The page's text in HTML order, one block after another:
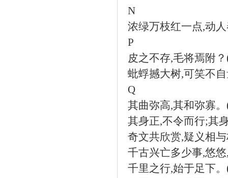
N
浓绿万枝红一点,动
P
皮之不存,毛将焉附？
蚍蜉撼大树,可笑不
Q
其曲弥高,其和弥寡。
其身正,不令而行;其
奇文共欣赏,疑义相
千古兴亡多少事,悠悠
千里之行,始于足下。